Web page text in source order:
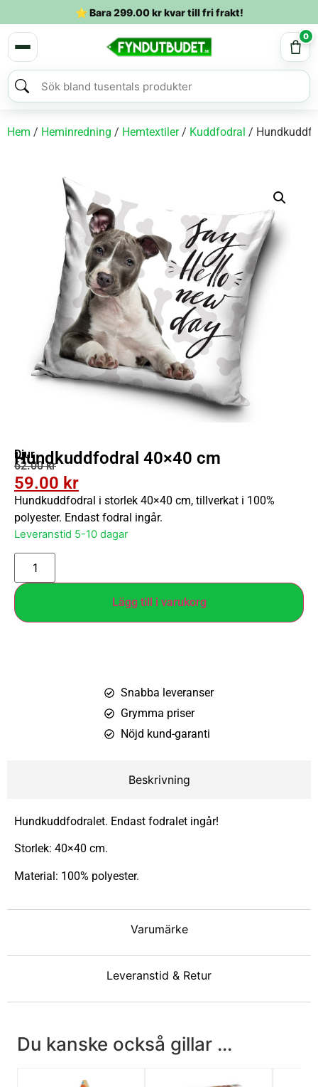
⭐ Bara299.00krkvar till fri frakt!
0
Hem / Heminredning / Hemtextiler/ Kuddfodral /
Djur
Hundkuddfodral 40×40 cm
62.00kr
59.00 kr
Hundkuddfodral i storlek 40×40 cm, tillverkat i 100%
polyester. Endast fodral ingår.
Leveranstid 5-10 dagar
Lägg till i varukorg
Snabba leveranser
Grymma priser
Nöjd kund-garanti
Beskrivning
Varumärke
Leveranstid & Retur
Hundkuddfodralet. Endast fodralet ingår!
Storlek: 40×40 cm.
Material: 100% polyester.
Du kanske också gillar ...